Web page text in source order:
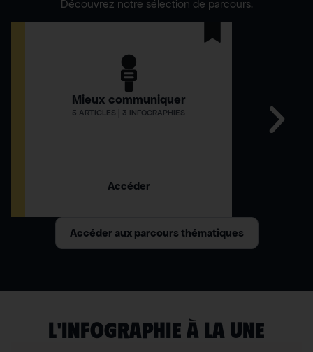
Découvrez notre sélection de parcours.
Mieux communiquer
5 ARTICLES | 3 INFOGRAPHIES
Accéder
Accéder aux parcours thématiques
L'INFOGRAPHIE À LA UNE